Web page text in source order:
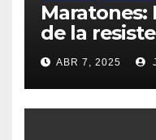
Maratones:
de la
ABR 7, 2025